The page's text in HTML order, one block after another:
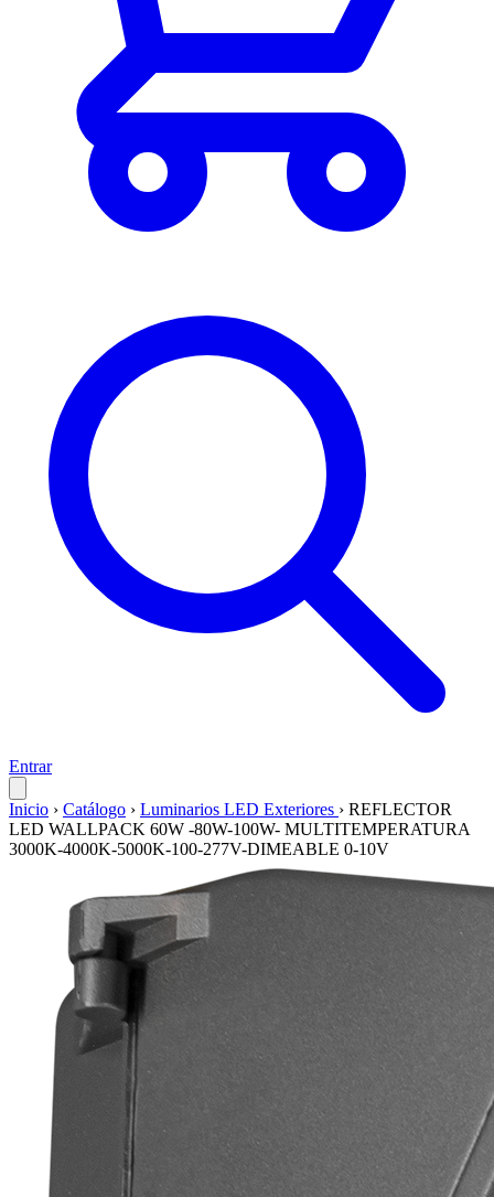
Entrar
Inicio › Catálogo › Luminarios LED Exteriores › REFLECTOR
LED WALLPACK 60W -80W-100W- MULTITEMPERATURA
3000K-4000K-5000K-100-277V-DIMEABLE 0-10V